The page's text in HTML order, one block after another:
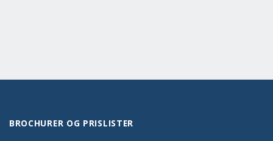
BROCHURER OG PRISLISTER